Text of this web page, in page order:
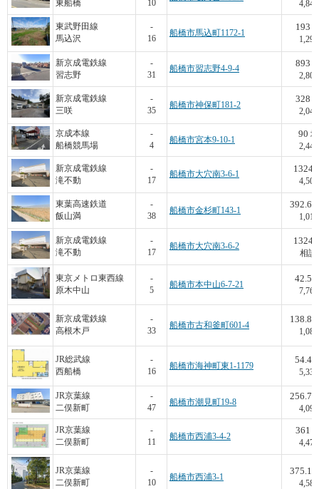
東船橋
10
4,843
東武野田線
馬込沢
-
16
船橋市馬込町1172-1
193
1,295
新京成電鉄線
習志野
-
31
船橋市習志野4-9-4
893
2,800
新京成電鉄線
三咲
-
35
船橋市神保町181-2
328
2,043
京成本線
船橋競馬場
-
4
船橋市宮本9-10-1
90 坪
2,444
新京成電鉄線
滝不動
-
17
船橋市大穴南3-6-1
1324
4,503
東葉高速鉄道
飯山満
-
38
船橋市金杉町143-1
392.64
1,019
新京成電鉄線
滝不動
-
17
船橋市大穴南3-6-2
1324
相談
東京メトロ東西線
原木中山
-
5
船橋市本中山6-7-21
42.5
7,765
新京成電鉄線
高根木戸
-
33
船橋市古和釜町601-4
138.84
1,080
JR総武線
西船橋
-
16
船橋市海神町東1-1179
54.4
5,331
JR京葉線
二俣新町
-
47
船橋市潮見町19-8
256.77
4,097
JR京葉線
二俣新町
-
11
船橋市西浦3-4-2
361
4,471
JR京葉線
二俣新町
-
10
船橋市西浦3-1
375.16
4,580